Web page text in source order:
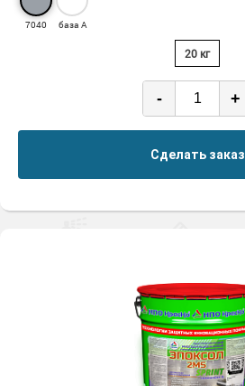
7040 база А
20 кг
- +
Сделать заказ